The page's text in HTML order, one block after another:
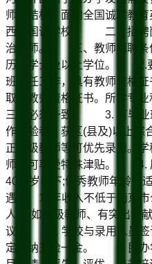
师资结构，面向全国诚聘教育
西外国语学校。 二、招聘
治教师。 三、教师招聘条
历、学士及以上学位。 2.要
班主任工作，具有教师资格证
取得教师资格证书。所学专业
三者必须一致。 3. 有毕业
作经验者，获区(县及)以上综
正高级教师等可优先录用。学
师，可享受特殊津贴。 4.
40周岁以下;优秀教师年龄
遇 1. 年收入不低于南京市
人才(如特级教师、有突出贡
议。 2. 学校与录用人员签
定缴纳五险一金。 3. 民办